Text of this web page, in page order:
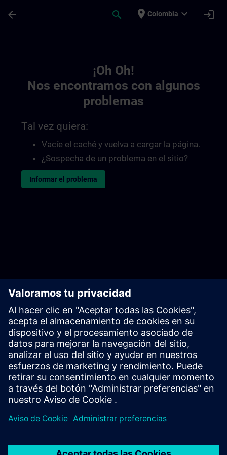
arrow_back search place Colombia expand_more login
¡Oh Oh!
Nos encontramos con algunos
problemas
Tal vez quiera:
Vacíe el caché y vuelva a cargar la página.
¿Sospecha de un problema en el sitio?
Informar el problema